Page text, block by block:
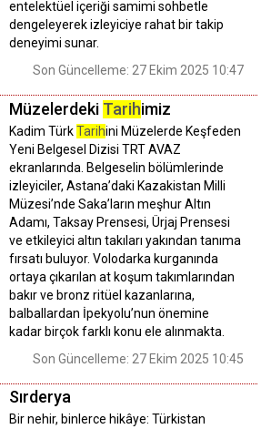
entelektüel içeriği samimi sohbetle
dengeleyerek izleyiciye rahat bir takip
deneyimi sunar.
Son Güncelleme: 27 Ekim 2025 10:47
Müzelerdeki Tarihimiz
Kadim TürkTarihini Müzelerde Keşfeden
Yeni Belgesel Dizisi TRT AVAZ
ekranlarında. Belgeselin bölümlerinde
izleyiciler, Astana’daki Kazakistan Milli
Müzesi’nde Saka’ların meşhur Altın
Adamı, Taksay Prensesi, Ürjaj Prensesi
ve etkileyici altın takıları yakından tanıma
fırsatı buluyor. Volodarka kurganında
ortaya çıkarılan at koşum takımlarından
bakır ve bronz ritüel kazanlarına,
balballardan İpekyolu’nun önemine
kadar birçok farklı konu ele alınmakta.
Son Güncelleme: 27 Ekim 2025 10:45
Sırderya
Bir nehir, binlerce hikâye: Türkistan